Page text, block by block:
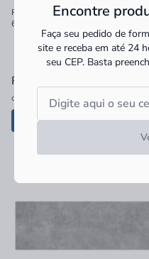
Encontre
Faça seu pedido de
site e receba em até 24
seu CEP. Basta
Passadeira Kapazi Antiderrapante
60x180cm Flex Egito
R$ 118,90
ou R$ 59,45
sem juros
Adicionar